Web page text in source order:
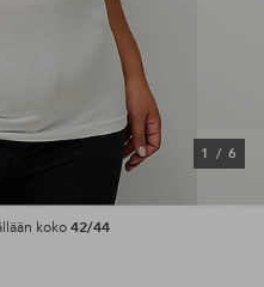
1 / 6
koko 42/44